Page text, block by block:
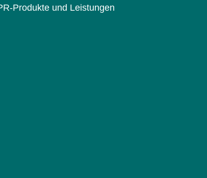
Produkte und Leistungen